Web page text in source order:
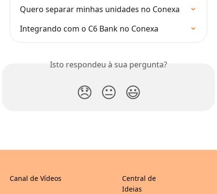
Quero separar minhas unidades no Conexa
Integrando com o C6 Bank no Conexa
Isto respondeu à sua pergunta?
😞 😐 😃
Canal de Vídeos
Central de
Ideias